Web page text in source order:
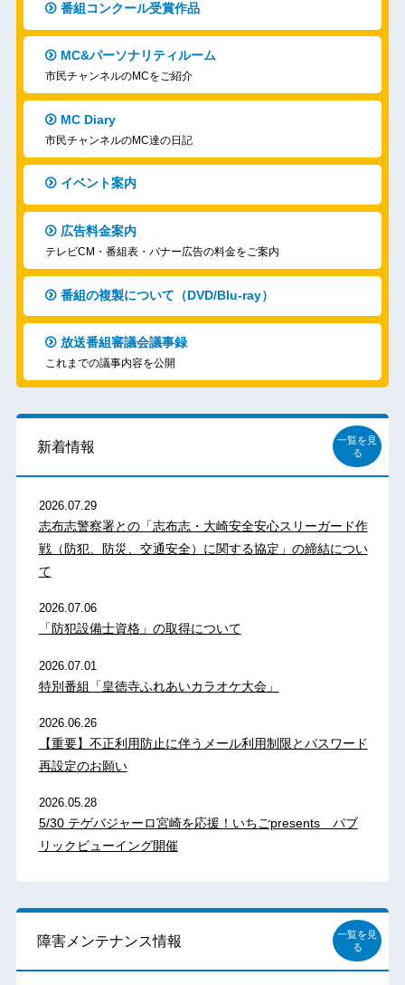
番組コンクール受賞作品
MC&パーソナリティルーム
市民チャンネルのMCをご紹介
MC Diary
市民チャンネルのMC達の日記
イベント案内
広告料金案内
テレビCM・番組表・バナー広告の料金をご案内
番組の複製について（DVD/Blu-ray）
放送番組審議会議事録
これまでの議事内容を公開
新着情報
一覧を見
る
2026.07.29
志布志警察署との「志布志・大崎安全安心スリーガード作
戦（防犯、防災、交通安全）に関する協定」の締結につい
て
2026.07.06
「防犯設備士資格」の取得について
2026.07.01
特別番組「皇徳寺ふれあいカラオケ大会」
2026.06.26
【重要】不正利用防止に伴うメール利用制限とパスワード
再設定のお願い
2026.05.28
5/30 テゲバジャーロ宮崎を応援！いちごpresents パブ
リックビューイング開催
障害メンテナンス情報
一覧を見
る